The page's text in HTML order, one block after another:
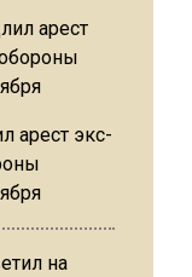
арест экс-